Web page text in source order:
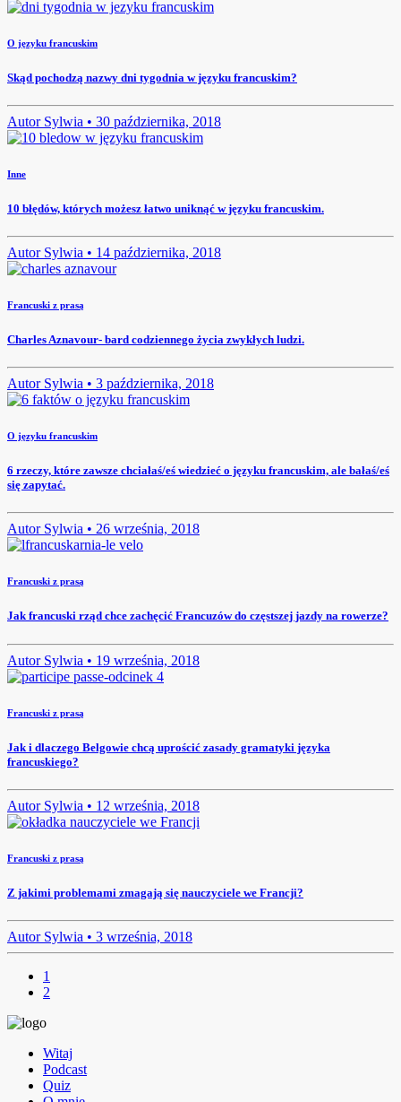
O języku francuskim
Skąd pochodzą nazwy dni tygodnia w języku francuskim?
Autor Sylwia • 30 października, 2018
Inne
10 błędów, których możesz łatwo uniknąć w języku francuskim.
Autor Sylwia • 14 października, 2018
Francuski z prasą
Charles Aznavour- bard codziennego życia zwykłych ludzi.
Autor Sylwia • 3 października, 2018
O języku francuskim
6 rzeczy, które zawsze chciałaś/eś wiedzieć o języku francuskim, ale bałaś/eś
się zapytać.
Autor Sylwia • 26 września, 2018
Francuski z prasą
Jak francuski rząd chce zachęcić Francuzów do częstszej jazdy na rowerze?
Autor Sylwia • 19 września, 2018
Francuski z prasą
Jak i dlaczego Belgowie chcą uprościć zasady gramatyki języka
francuskiego?
Autor Sylwia • 12 września, 2018
Francuski z prasą
Z jakimi problemami zmagają się nauczyciele we Francji?
Autor Sylwia • 3 września, 2018
1
2
Witaj
Podcast
Quiz